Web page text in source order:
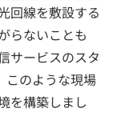
回線を敷設する
らないことも
サービスのスタ
のような現場
を構築しまし